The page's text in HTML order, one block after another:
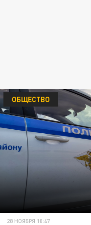
ОБЩЕСТВО
28 НОЯБРЯ 10:47